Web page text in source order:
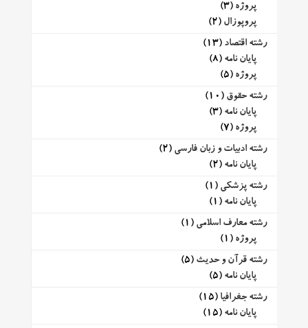
پروژه (3)
پروپوزال (2)
رشته اقتصاد (13)
پایان نامه (8)
پروژه (5)
رشته حقوق (10)
پایان نامه (3)
پروژه (7)
رشته ادبیات و زبان فارسی (2)
پایان نامه (2)
رشته پزشکی (1)
پایان نامه (1)
رشته معارف اسلامی (1)
پروژه (1)
رشته قرآن و حدیث (5)
پایان نامه (5)
رشته جغرافیا (15)
پایان نامه (15)